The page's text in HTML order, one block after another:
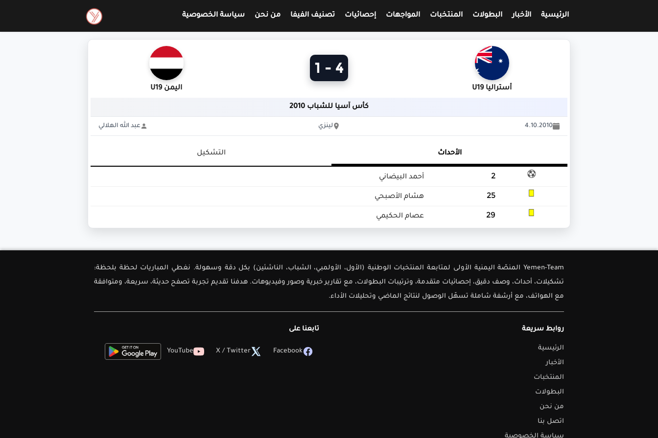
الرئيسية الأخبار البطولات المنتخبات المواجهات إحصائيات تصنيف الفيفا من نحن سياسة الخصوصية
أستراليا U19
4 - 1
اليمن U19
كأس آسيا للشباب 2010
4.10.2010 لينزي عبد الله الهلالي
الأحداث التشكيل
2 أحمد البيضاني
25 هشام الأصبحي
29 عصام الحكيمي
Yemen-Team المنصّة اليمنية الأولى لمتابعة المنتخبات الوطنية (الأول، الأولمبي، الشباب، الناشئين) بكل دقة وسهولة. نغطي المباريات لحظة بلحظة:
تشكيلات، أحداث، وصف دقيق، إحصائيات متقدمة، وترتيبات البطولات، مع تقارير خبرية وصور وفيديوهات. هدفنا تقديم تجربة تصفح حديثة، سريعة، ومتوافقة
مع الهواتف، مع أرشفة شاملة تسهّل الوصول لنتائج الماضي وتحليلات الأداء.
روابط سريعة
الرئيسية
الأخبار
المنتخبات
البطولات
من نحن
اتصل بنا
سياسة الخصوصية
تابعنا على
Facebook
X / Twitter
YouTube